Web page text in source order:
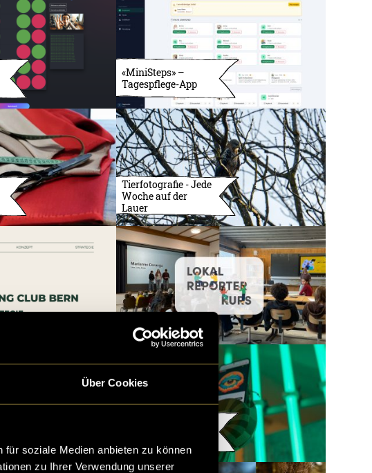
Über Cookies
soziale Medien anbieten zu können
zu Ihrer Verwendung unserer
«MiniSteps» –
Tagespflege-App
Tierfotografie - Jede
Woche auf der
Lauer